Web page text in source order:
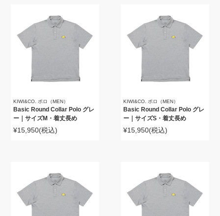
KIWI&CO. ポロ（MEN）
Basic Round Collar Polo グレ
ー｜サイズM・着丈長め
¥15,950(税込)
KIWI&CO. ポロ（MEN）
Basic Round Collar Polo グレ
ー｜サイズS・着丈長め
¥15,950(税込)